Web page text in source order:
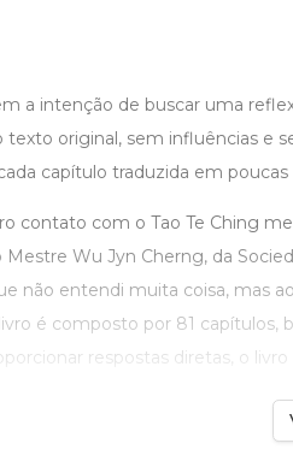
a intenção de buscar uma
texto original, sem influências e
capítulo traduzida em poucas
contato com o Tao Te Ching
Mestre Wu Jyn Cherng, da
não entendi muita coisa, mas
é composto por 81
respostas diretas, o livro